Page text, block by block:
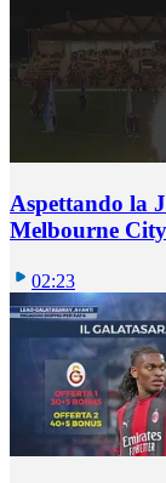
Aspettando la
Melbourne City
02:23